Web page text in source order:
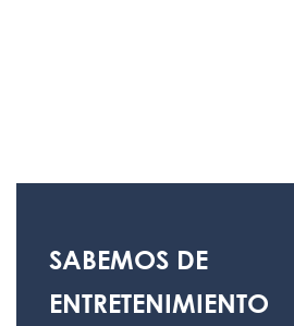
SABEMOS DE
ENTRETENIMIENTO